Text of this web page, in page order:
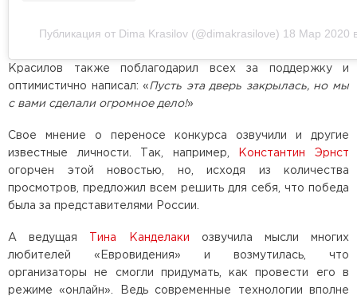
Публикация от Dima Krasilov (@dimakrasilove) 18 Мар 2020
Красилов также поблагодарил всех за поддержку и
оптимистично написал: «Пусть эта дверь закрылась, но мы
с вами сделали огромное дело!»
Свое мнение о переносе конкурса озвучили и другие
известные личности. Так, например,
Константин Эрнст
огорчен этой новостью, но, исходя из количества
просмотров, предложил всем решить для себя, что победа
была за представителями России.
А ведущая Тина Канделаки
озвучила мысли многих
любителей «Евровидения» и возмутилась, что
организаторы не смогли придумать, как провести его в
режиме «онлайн». Ведь современные технологии вполне